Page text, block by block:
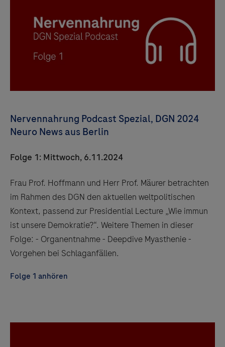
Nervennahrung Podcast Spezial, DGN 2024
Neuro News aus Berlin
Folge 1: Mittwoch, 6.11.2024
Frau Prof. Hoffmann und Herr Prof. Mäurer betrachten
im Rahmen des DGN den aktuellen weltpolitischen
Kontext, passend zur Presidential Lecture „Wie immun
ist unsere Demokratie?“. Weitere Themen in dieser
Folge: - Organentnahme - Deepdive Myasthenie -
Vorgehen bei Schlaganfällen.
Folge 1 anhören